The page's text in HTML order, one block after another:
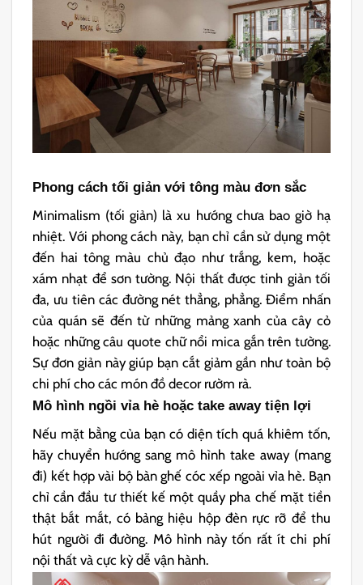
Phong cách tối giản với tông màu đơn sắc
Minimalism (tối giản) là xu hướng chưa bao giờ hạ
nhiệt. Với phong cách này, bạn chỉ cần sử dụng một
đến hai tông màu chủ đạo như trắng, kem, hoặc
xám nhạt để sơn tường. Nội thất được tinh giản tối
đa, ưu tiên các đường nét thẳng, phẳng. Điểm nhấn
của quán sẽ đến từ những mảng xanh của cây cỏ
hoặc những câu quote chữ nổi mica gắn trên tường.
Sự đơn giản này giúp bạn cắt giảm gần như toàn bộ
chi phí cho các món đồ decor rườm rà.
Mô hình ngồi vỉa hè hoặc take away tiện lợi
Nếu mặt bằng của bạn có diện tích quá khiêm tốn,
hãy chuyển hướng sang mô hình take away (mang
đi) kết hợp vài bộ bàn ghế cóc xếp ngoài vỉa hè. Bạn
chỉ cần đầu tư thiết kế một quầy pha chế mặt tiền
thật bắt mắt, có bảng hiệu hộp đèn rực rỡ để thu
hút người đi đường. Mô hình này tốn rất ít chi phí
nội thất và cực kỳ dễ vận hành.